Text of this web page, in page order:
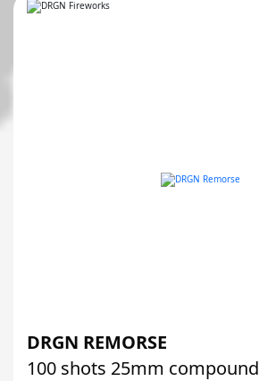
DRGN REMORSE
100 shots 25mm compound